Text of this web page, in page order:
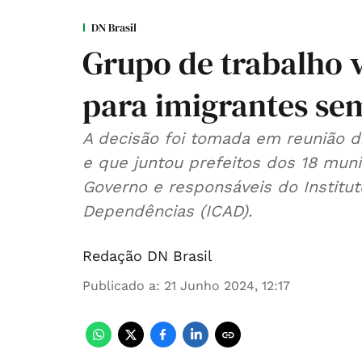
DN Brasil
Grupo de trabalho
para imigrantes
A decisão foi tomada em reunião
e que juntou prefeitos dos 18
Governo e responsáveis do
Dependências (ICAD).
Redação DN Brasil
Publicado a: 21 Junho 2024, 12:17